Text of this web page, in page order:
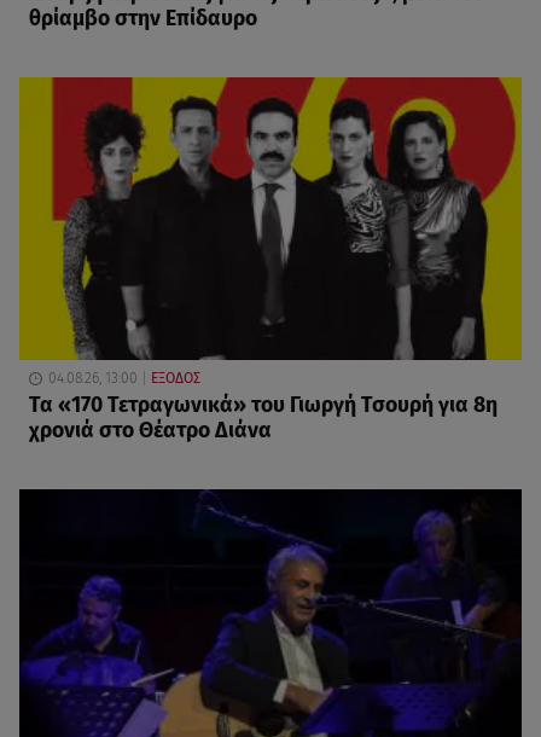
θρίαμβο στην Επίδαυρο
04.08.26, 13:00 ΕΞΟΔΟΣ
Τα «170 Τετραγωνικά» του Γιωργή Τσουρή για 8η
χρονιά στο Θέατρο Διάνα